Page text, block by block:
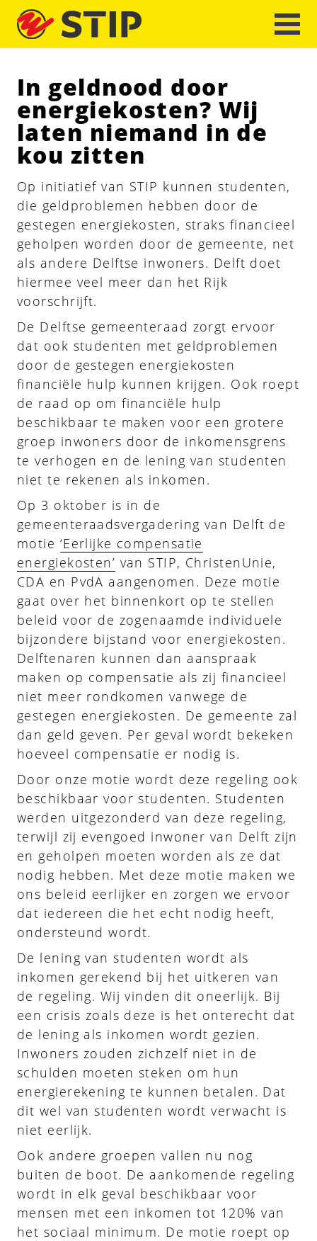
In geldnood door
energiekosten? Wij
laten niemand in de
kou zitten
Op initiatief van STIP kunnen studenten,
die geldproblemen hebben door de
gestegen energiekosten, straks financieel
geholpen worden door de gemeente, net
als andere Delftse inwoners. Delft doet
hiermee veel meer dan het Rijk
voorschrijft.
De Delftse gemeenteraad zorgt ervoor
dat ook studenten met geldproblemen
door de gestegen energiekosten
financiële hulp kunnen krijgen. Ook roept
de raad op om financiële hulp
beschikbaar te maken voor een grotere
groep inwoners door de inkomensgrens
te verhogen en de lening van studenten
niet te rekenen als inkomen.
Op 3 oktober is in de
gemeenteraadsvergadering van Delft de
motie ‘Eerlijke compensatie
energiekosten’ van STIP, ChristenUnie,
CDA en PvdA aangenomen. Deze motie
gaat over het binnenkort op te stellen
beleid voor de zogenaamde individuele
bijzondere bijstand voor energiekosten.
Delftenaren kunnen dan aanspraak
maken op compensatie als zij financieel
niet meer rondkomen vanwege de
gestegen energiekosten. De gemeente zal
dan geld geven. Per geval wordt bekeken
hoeveel compensatie er nodig is.
Door onze motie wordt deze regeling ook
beschikbaar voor studenten. Studenten
werden uitgezonderd van deze regeling,
terwijl zij evengoed inwoner van Delft zijn
en geholpen moeten worden als ze dat
nodig hebben. Met deze motie maken we
ons beleid eerlijker en zorgen we ervoor
dat iedereen die het echt nodig heeft,
ondersteund wordt.
De lening van studenten wordt als
inkomen gerekend bij het uitkeren van
de regeling. Wij vinden dit oneerlijk. Bij
een crisis zoals deze is het onterecht dat
de lening als inkomen wordt gezien.
Inwoners zouden zichzelf niet in de
schulden moeten steken om hun
energierekening te kunnen betalen. Dat
dit wel van studenten wordt verwacht is
niet eerlijk.
Ook andere groepen vallen nu nog
buiten de boot. De aankomende regeling
wordt in elk geval beschikbaar voor
mensen met een inkomen tot 120% van
het sociaal minimum. De motie roept op